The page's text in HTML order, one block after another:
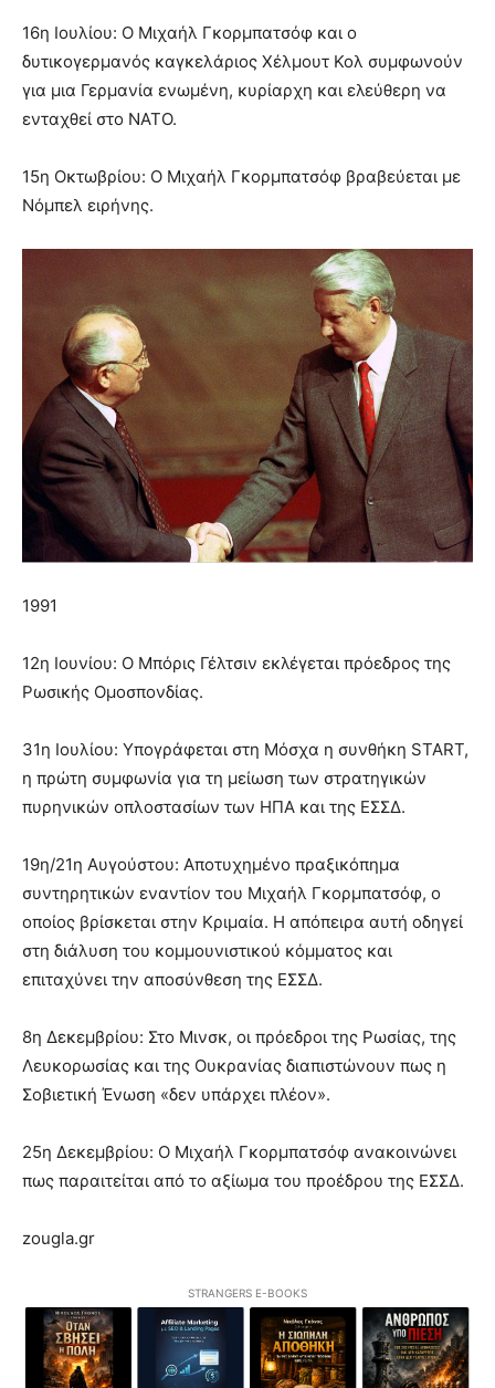
16η Ιουλίου: Ο Μιχαήλ Γκορμπατσόφ και ο
δυτικογερμανός καγκελάριος Χέλμουτ Κολ συμφωνούν
για μια Γερμανία ενωμένη, κυρίαρχη και ελεύθερη να
ενταχθεί στο NATO.
15η Οκτωβρίου: Ο Μιχαήλ Γκορμπατσόφ βραβεύεται με
Νόμπελ ειρήνης.
1991
12η Ιουνίου: Ο Μπόρις Γέλτσιν εκλέγεται πρόεδρος της
Ρωσικής Ομοσπονδίας.
31η Ιουλίου: Υπογράφεται στη Μόσχα η συνθήκη START,
η πρώτη συμφωνία για τη μείωση των στρατηγικών
πυρηνικών οπλοστασίων των ΗΠΑ και της ΕΣΣΔ.
19η/21η Αυγούστου: Αποτυχημένο πραξικόπημα
συντηρητικών εναντίον του Μιχαήλ Γκορμπατσόφ, ο
οποίος βρίσκεται στην Κριμαία. Η απόπειρα αυτή οδηγεί
στη διάλυση του κομμουνιστικού κόμματος και
επιταχύνει την αποσύνθεση της ΕΣΣΔ.
8η Δεκεμβρίου: Στο Μινσκ, οι πρόεδροι της Ρωσίας, της
Λευκορωσίας και της Ουκρανίας διαπιστώνουν πως η
Σοβιετική Ένωση «δεν υπάρχει πλέον».
25η Δεκεμβρίου: Ο Μιχαήλ Γκορμπατσόφ ανακοινώνει
πως παραιτείται από το αξίωμα του προέδρου της ΕΣΣΔ.
zougla.gr
STRANGERS E-BOOKS